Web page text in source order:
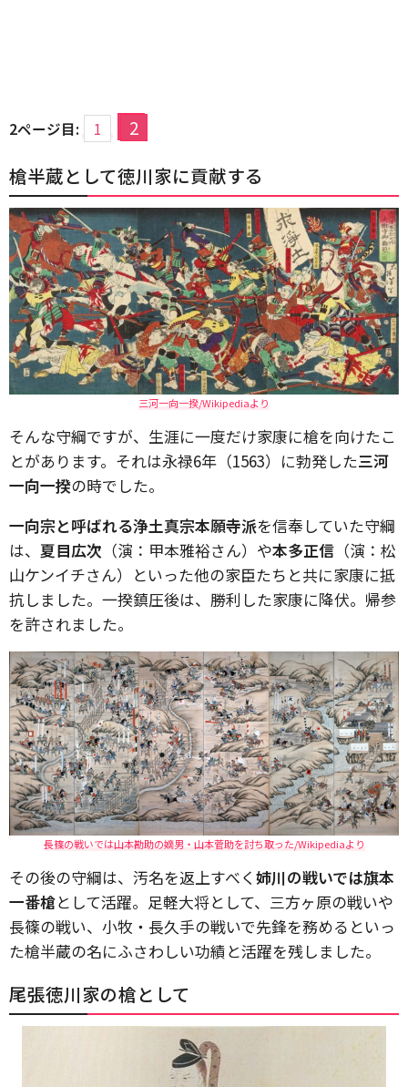
2ページ目: 1 2
槍半蔵として徳川家に貢献する
三河一向一揆/Wikipediaより
そんな守綱ですが、生涯に一度だけ家康に槍を向けたこ
とがあります。それは永禄6年（1563）に勃発した三河
一向一揆の時でした。
一向宗と呼ばれる浄土真宗本願寺派を信奉していた守綱
は、 夏目広次 （演：甲本雅裕さん）や本多正信 （演：松
山ケンイチさん）といった他の家臣たちと共に家康に抵
抗しました。一揆鎮圧後は、勝利した家康に降伏。帰参
を許されました。
長篠の戦いでは山本勘助の嫡男・山本菅助を討ち取った/Wikipediaより
その後の守綱は、汚名を返上すべく 姉川の戦いでは旗本
一番槍として活躍。足軽大将として、三方ヶ原の戦いや
長篠の戦い、小牧・長久手の戦いで先鋒を務めるといっ
た槍半蔵の名にふさわしい功績と活躍を残しました。
尾張徳川家の槍として